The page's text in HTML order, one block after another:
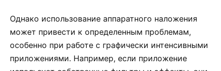
Однако использование аппаратного наложения
может привести к определенным проблемам,
особенно при работе с графически интенсивными
приложениями. Например, если приложение